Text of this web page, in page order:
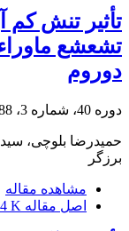
تأثیر تنش کم
تشعشع
دوروم
دوره 40، شماره 3، 1388
حمیدرضا بلوچی،
برزگر
مشاهده مقاله
اصل مقاله K